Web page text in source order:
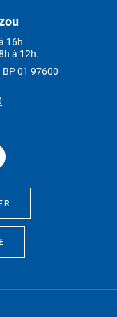
16h
à 12h.
BP 01 97600